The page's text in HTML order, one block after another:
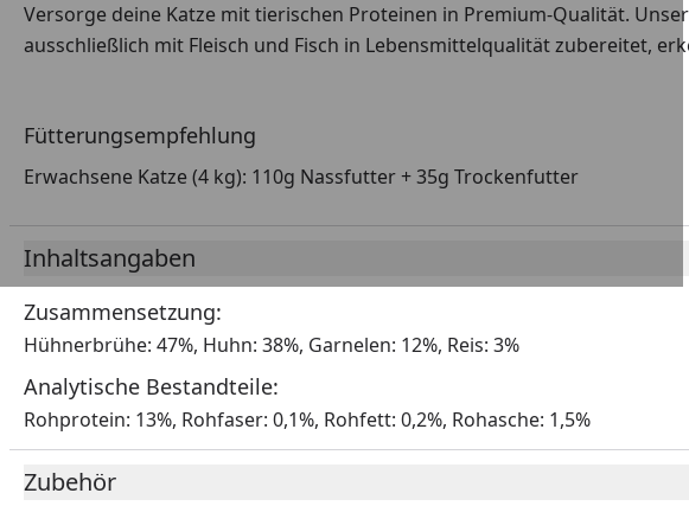
Versorge deine Katze mit tierischen Proteinen in Premium-Qualität.
ausschließlich mit Fleisch und Fisch in Lebensmittelqualität zubereitet,
Fütterungsempfehlung
Erwachsene Katze (4 kg): 110g Nassfutter + 35g Trockenfutter
Inhaltsangaben
Zusammensetzung:
Hühnerbrühe: 47%, Huhn: 38%, Garnelen: 12%, Reis: 3%
Analytische Bestandteile:
Rohprotein: 13%, Rohfaser: 0,1%, Rohfett: 0,2%, Rohasche: 1,5%
Zubehör